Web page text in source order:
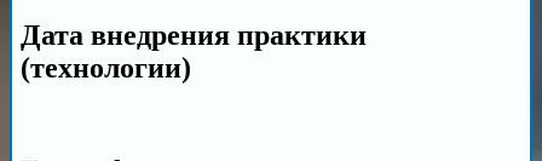
Дата внедрения практики
(технологии)